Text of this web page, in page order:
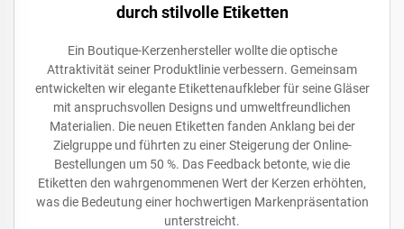
durch stilvolle Etiketten
Ein Boutique-Kerzenhersteller wollte die optische
Attraktivität seiner Produktlinie verbessern. Gemeinsam
entwickelten wir elegante Etikettenaufkleber für seine Gläser
mit anspruchsvollen Designs und umweltfreundlichen
Materialien. Die neuen Etiketten fanden Anklang bei der
Zielgruppe und führten zu einer Steigerung der Online-
Bestellungen um 50 %. Das Feedback betonte, wie die
Etiketten den wahrgenommenen Wert der Kerzen erhöhten,
was die Bedeutung einer hochwertigen Markenpräsentation
unterstreicht.